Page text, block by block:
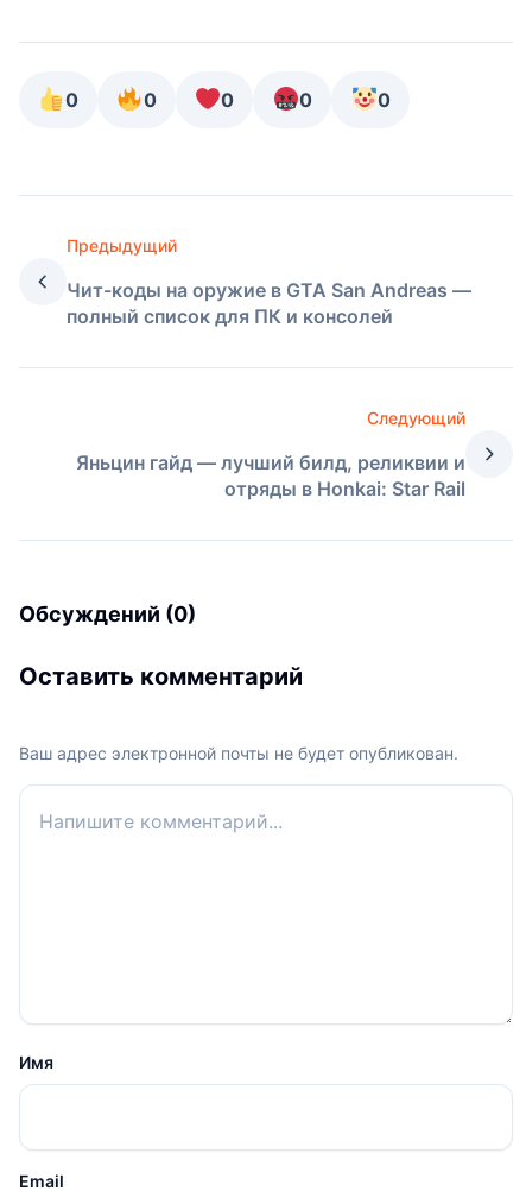
0 0 0 0 0
Предыдущий
Чит-коды на оружие в GTA San Andreas —
полный список для ПК и консолей
Следующий
Яньцин гайд — лучший билд, реликвии и
отряды в Honkai: Star Rail
Обсуждений (0)
Оставить комментарий
Ваш адрес электронной почты не будет опубликован.
Ваш комментарий
Имя
Email